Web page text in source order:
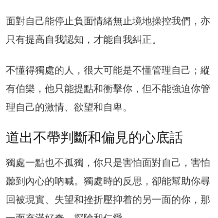
面對自己能停止負面情緒無止境地操控我們，亦
只有提高自我認知，才能自我糾正。
不懂得獨處的人，很大可能是不懂管理自己；縱
有伯樂，他只能提點和衝擊你，但不能強迫你管
理自己的激情、欲望和自卑。
道出不帶判斷和偏見的心底話
獨處一點也不孤獨，你只是害怕面對自己，害怕
聽到內心的吶喊。獨處時的反思，卻能幫助你尋
回被現實、失望和挫折壓抑着的另一面的你，那